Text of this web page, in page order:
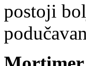
postoji